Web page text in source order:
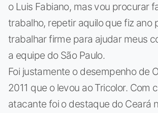
o Luis Fabiano, mas vou procurar
trabalho, repetir aquilo que fiz ano
trabalhar firme para ajudar meus
a equipe do São Paulo.
Foi justamente o desempenho de
2011 que o levou ao Tricolor. Com
atacante foi o destaque do Ceará